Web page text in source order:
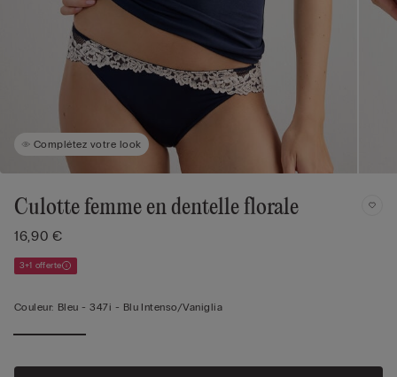
Complétez votre look
Culotte femme en dentelle florale
16,90 €
3+1 offerte
Couleur: Bleu -347i - Blu Intenso/vaniglia